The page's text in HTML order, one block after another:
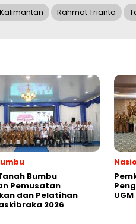
Kalimantan Rahmat Trianto
Bumbu
Pemusatan
dan Pelatihan
2026
UGM